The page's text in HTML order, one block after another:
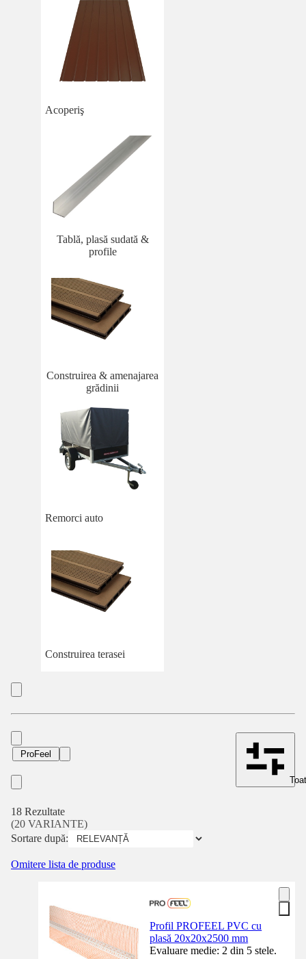
Acoperiş
Tablă, plasă sudată &
profile
Construirea & amenajarea
grădinii
Remorci auto
Construirea terasei
ProFeel
18 Rezultate
(20 VARIANTE)
Sortare după:
Omitere lista de produse
Profil PROFEEL PVC cu
plasă 20x20x2500 mm
Evaluare medie: 2 din 5 stele.